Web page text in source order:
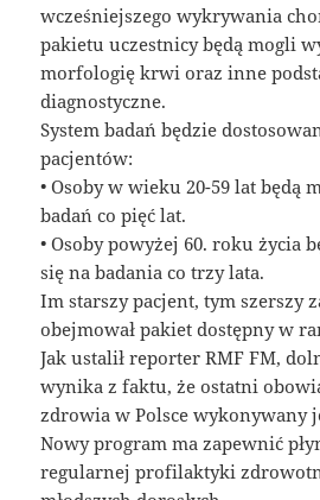
wcześniejszego wykrywania
pakietu uczestnicy będą mogli
morfologię krwi oraz inne
diagnostyczne.
System badań będzie
pacjentów:
• Osoby w wieku 20-59 lat będą
badań co pięć lat.
• Osoby powyżej 60. roku życia
się na badania co trzy lata.
Im starszy pacjent, tym szerszy
obejmował pakiet dostępny w
Jak ustalił reporter RMF FM,
wynika z faktu, że ostatni
zdrowia w Polsce wykonywany
Nowy program ma zapewnić
regularnej profilaktyki